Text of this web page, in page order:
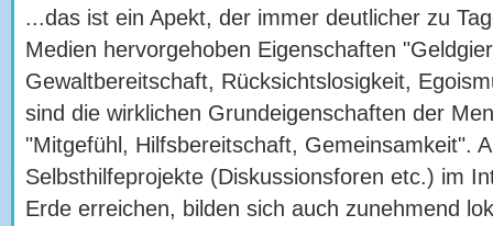
...das ist ein Apekt, der immer deutlicher zu
Medien hervorgehoben Eigenschaften
Gewaltbereitschaft, Rücksichtslosigkeit,
sind die wirklichen Grundeigenschaften der
"Mitgefühl, Hilfsbereitschaft, Gemeinsamkeit".
Selbsthilfeprojekte (Diskussionsforen etc.) im
Erde erreichen, bilden sich auch zunehmend